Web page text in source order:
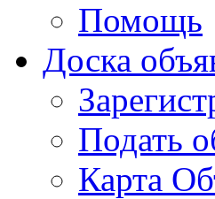
Помощь
Доска
Подать
Карта